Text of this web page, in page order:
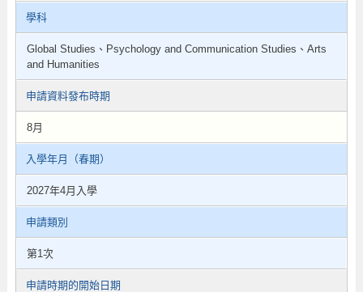
學科
Global Studies、Psychology and Communication Studies、Arts
and Humanities
申請資料發布時期
8月
入學年月（春期）
2027年4月入學
申請類別
第1次
申請時期的開始日期